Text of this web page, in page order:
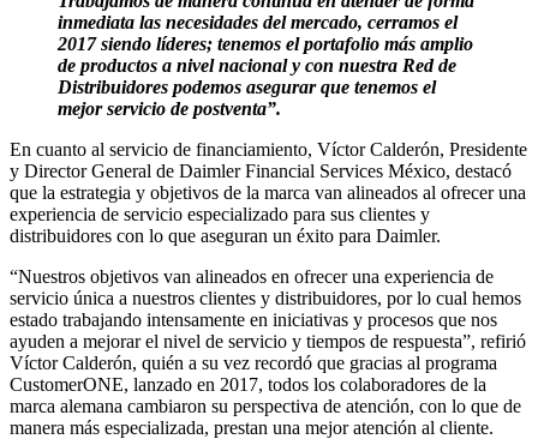
inmediata las necesidades del mercado, cerramos el
2017 siendo líderes; tenemos el portafolio más amplio
de productos a nivel nacional y con nuestra Red de
Distribuidores podemos asegurar que tenemos el
mejor servicio de postventa”.
En cuanto al servicio de financiamiento, Víctor Calderón, Presidente
y Director General de Daimler Financial Services México, destacó
que la estrategia y objetivos de la marca van alineados al ofrecer una
experiencia de servicio especializado para sus clientes y
distribuidores con lo que aseguran un éxito para Daimler.
“Nuestros objetivos van alineados en ofrecer una experiencia de
servicio única a nuestros clientes y distribuidores, por lo cual hemos
estado trabajando intensamente en iniciativas y procesos que nos
ayuden a mejorar el nivel de servicio y tiempos de respuesta”, refirió
Víctor Calderón, quién a su vez recordó que gracias al programa
CustomerONE, lanzado en 2017, todos los colaboradores de la
marca alemana cambiaron su perspectiva de atención, con lo que de
manera más especializada, prestan una mejor atención al cliente.